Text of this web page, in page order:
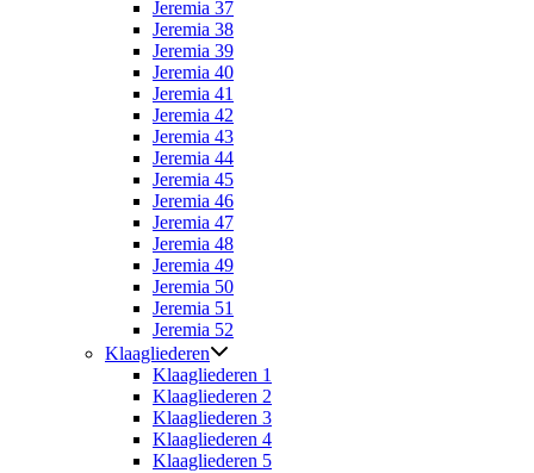
Jeremia 37
Jeremia 38
Jeremia 39
Jeremia 40
Jeremia 41
Jeremia 42
Jeremia 43
Jeremia 44
Jeremia 45
Jeremia 46
Jeremia 47
Jeremia 48
Jeremia 49
Jeremia 50
Jeremia 51
Jeremia 52
Klaagliederen
Klaagliederen 1
Klaagliederen 2
Klaagliederen 3
Klaagliederen 4
Klaagliederen 5